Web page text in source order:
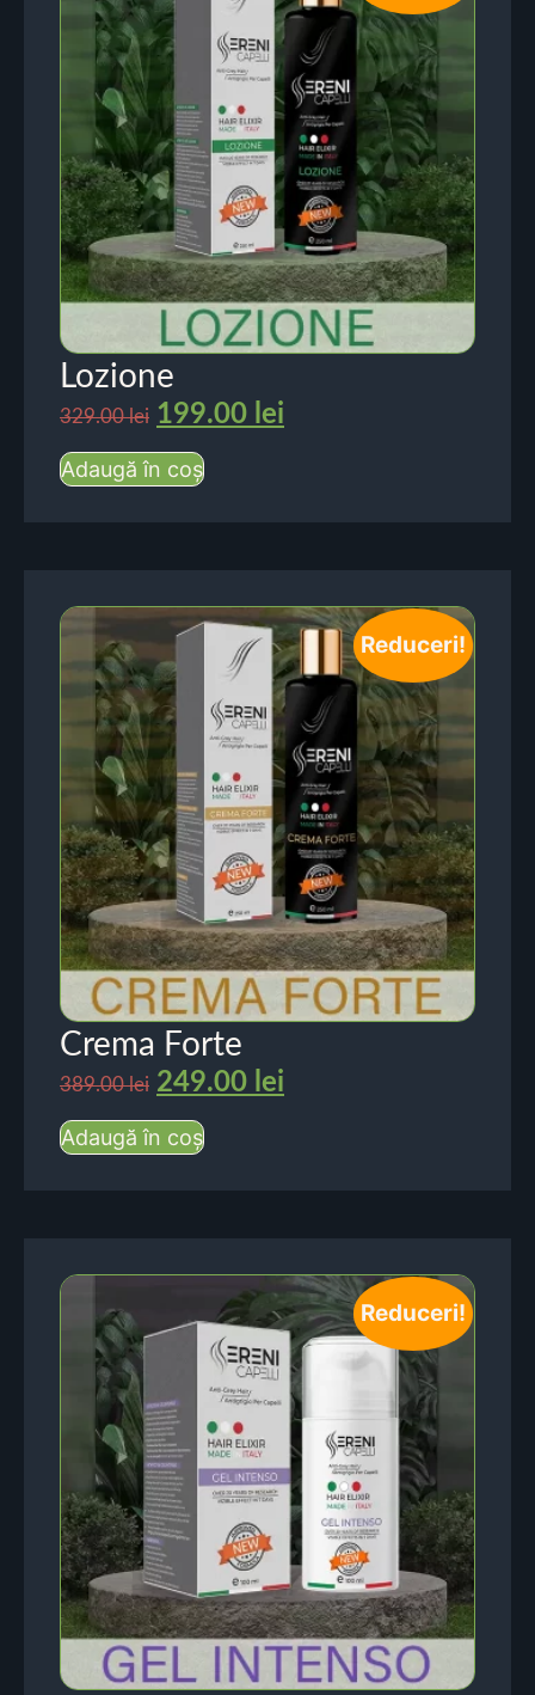
Lozione
329.00lei 199.00 lei
Adaugă în coș
Reduceri!
Crema Forte
389.00lei 249.00 lei
Adaugă în coș
Reduceri!